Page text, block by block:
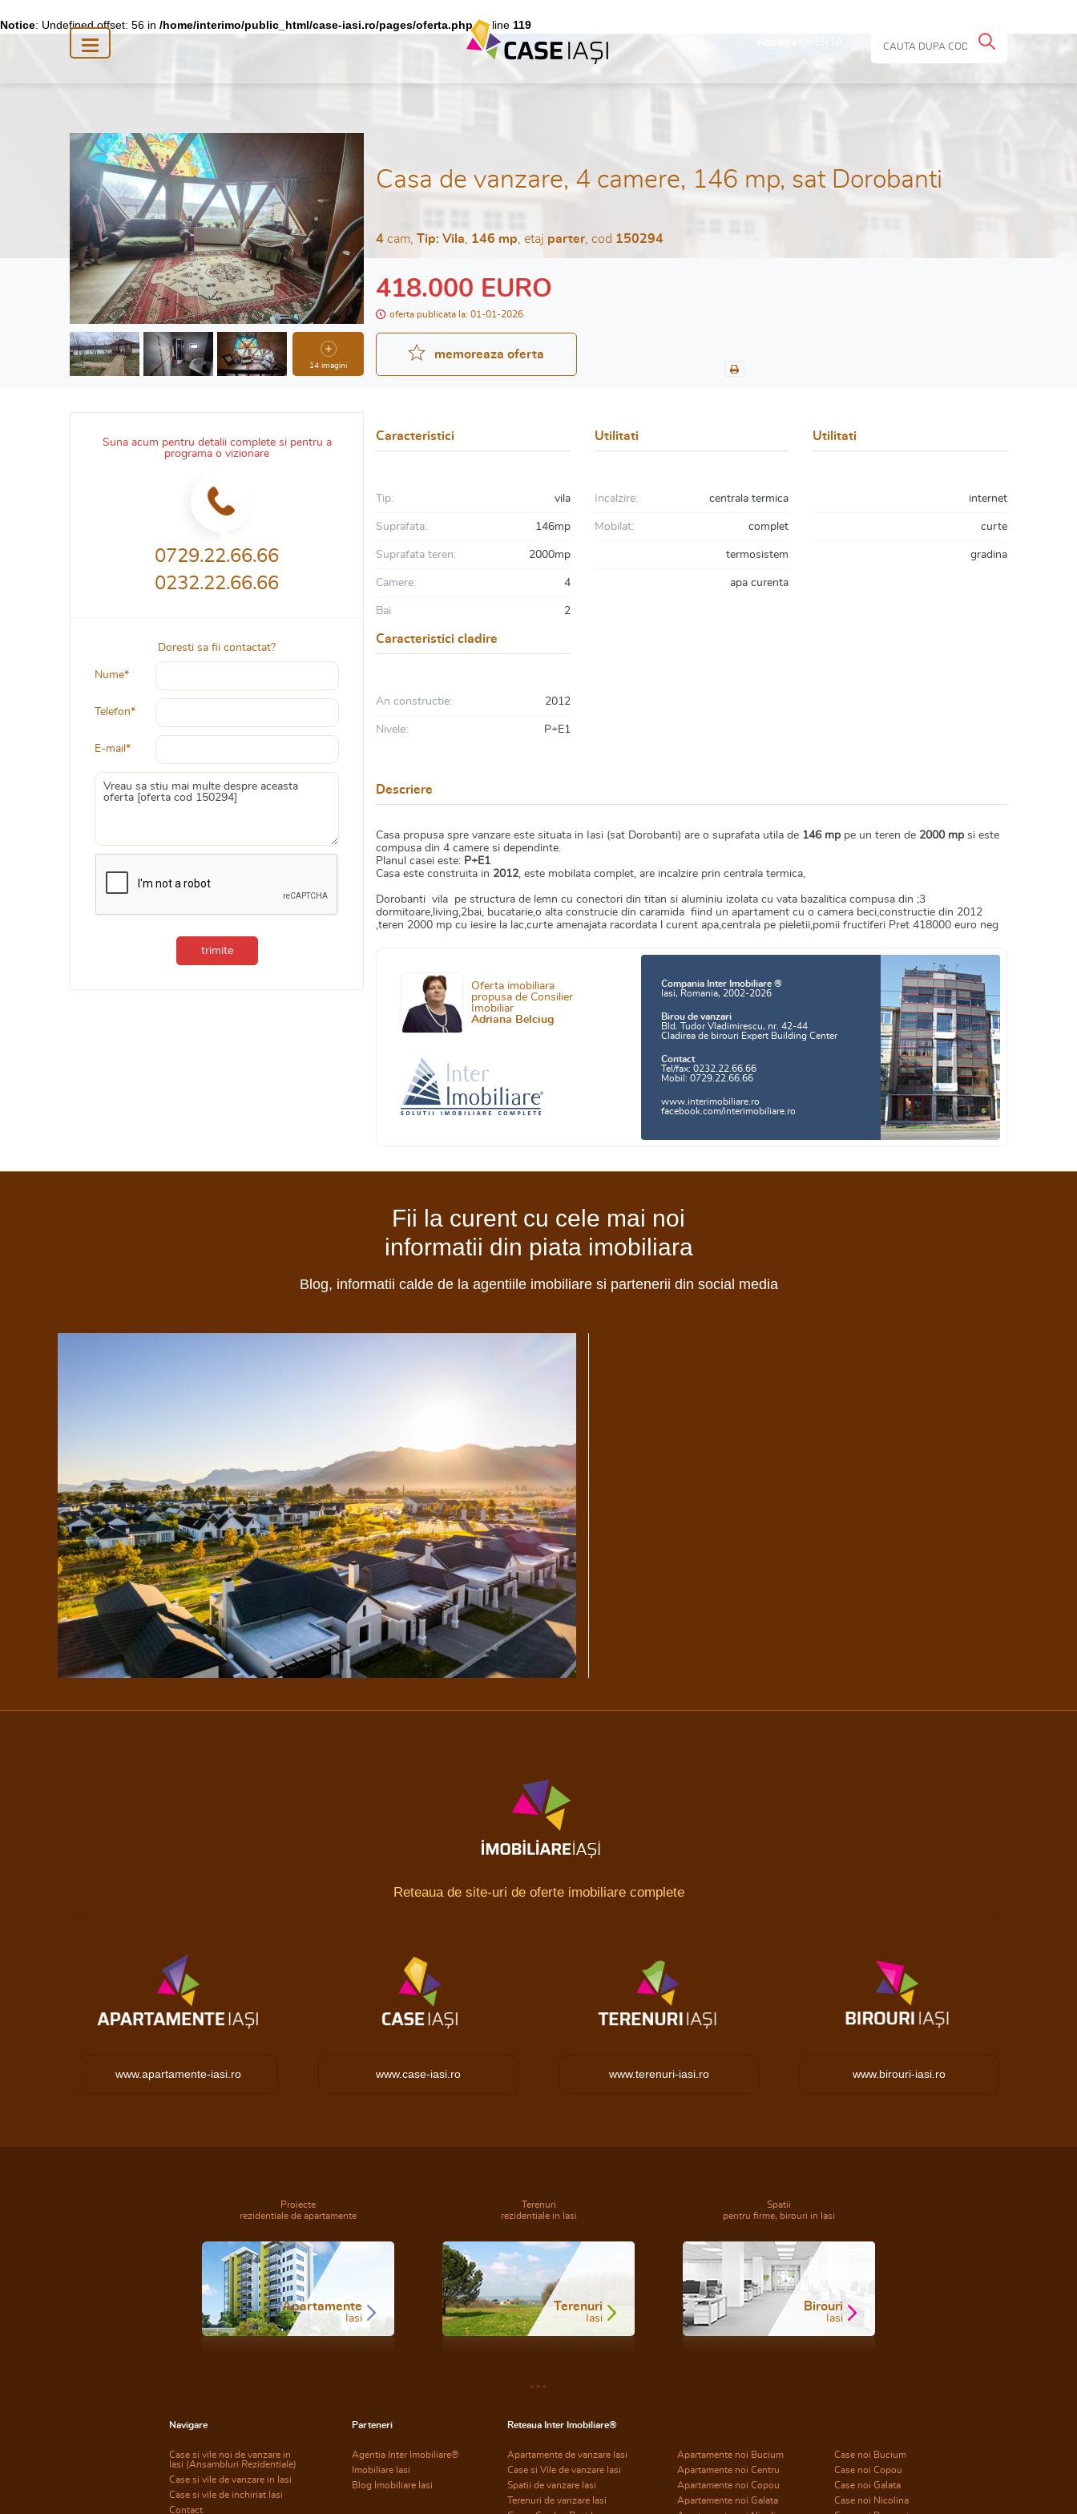
Notice: Undefined offset: 56 in /home/interimo/public_html/case-iasi.ro/pages/oferta.phpon line 119
14 imagini
Casa de vanzare, 4 camere, 146 mp, sat Dorobanti
4 cam, Tip: Vila 146 mp , etaj parter, cod 150294
418.000 EURO
oferta publicata la: 01-01-2026
memoreaza oferta
Suna acum pentru detalii complete si pentru a
programa o vizionare
0729.22.66.66
0232.22.66.66
Doresti sa fii contactat?
Nume*
Telefon*
E-mail*
trimite
Caracteristici
Tip: vila
Suprafata: 146mp
Suprafata teren: 2000mp
Camere: 4
Bai 2
Utilitati
Incalzire: centrala termica
Mobilat: complet
termosistem
apa curenta
Utilitati
internet
curte
gradina
Caracteristici cladire
An constructie: 2012
Nivele: P+E1
Descriere
Casa propusa spre vanzare este situata in Iasi (sat Dorobanti) are o suprafata utila de 146 mp pe un teren de 2000 mp si este
compusa din 4 camere si dependinte.
Planul casei este: P+E1
Casa este construita in 2012, este mobilata complet, are incalzire prin centrala termica,
Dorobanti vila pe structura de lemn cu conectori din titan si aluminiu izolata cu vata bazalitica compusa din ;3
dormitoare,living,2bai, bucatarie,o alta construcie din caramida fiind un apartament cu o camera beci,constructie din 2012
,teren 2000 mp cu iesire la lac,curte amenajata racordata l curent apa,centrala pe pieletii,pomii fructiferi Pret 418000 euro neg
Oferta imobiliara
propusa de Consilier
Imobiliar
Adriana Belciug
Compania Inter Imobiliare ®
Iasi, Romania, 2002-2026
Birou de vanzari
Bld. Tudor Vladimirescu, nr. 42-44
Cladirea de birouri Expert Building Center
Contact
Tel/fax: 0232.22.66.66
Mobil: 0729.22.66.66
www.interimobiliare.ro
facebook.com/interimobiliare.ro
Fii la curent cu cele mai noi
informatii din piata imobiliara
Blog, informatii calde de la agentiile imobiliare si partenerii din social media
Reteaua de site-uri de oferte imobiliare complete
www.apartamente-iasi.ro www.case-iasi.ro www.terenuri-iasi.ro www.birouri-iasi.ro
Proiecte
rezidentiale de apartamente
Apartamente
Iasi
Terenuri
rezidentiale in Iasi
Terenuri
Iasi
Spatii
pentru firme, birouri in Iasi
Birouri
Iasi
Navigare
Case si vile noi de vanzare in
Iasi (Ansambluri Rezidentiale)
Case si vile de vanzare in Iasi
Case si vile de inchiriat Iasi
Contact
Parteneri
Agentia Inter Imobiliare®
Imobiliare Iasi
Blog Imobiliare Iasi
Reteaua Inter Imobiliare®
Apartamente de vanzare Iasi
Case si Vile de vanzare Iasi
Spatii de vanzare Iasi
Terenuri de vanzare Iasi
Apartamente noi Bucium
Apartamente noi Centru
Apartamente noi Copou
Apartamente noi Galata
Case noi Bucium
Case noi Copou
Case noi Galata
Case noi Nicolina